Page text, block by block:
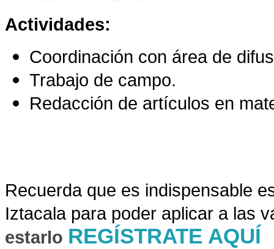
Actividades:
Coordinación con área de
Trabajo de campo.
Redacción de artículos en
Recuerda que es indispensable
Iztacala para poder aplicar a las
estarlo REGÍSTRATE AQUÍ